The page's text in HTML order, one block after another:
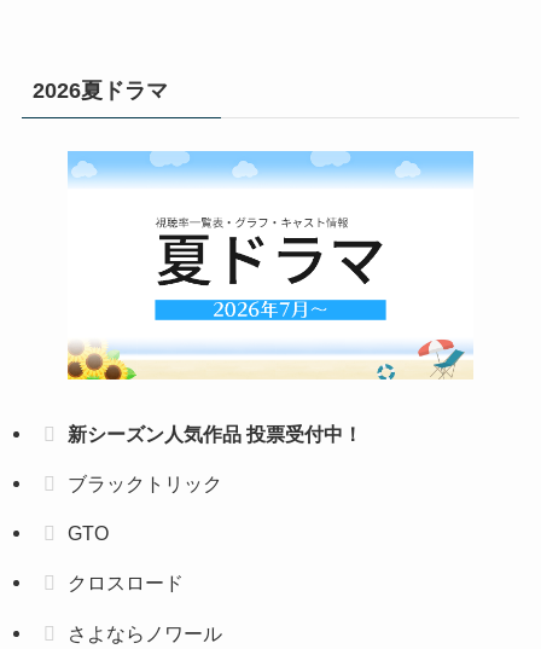
2026夏ドラマ
新シーズン人気作品 投票受付中！
ブラックトリック
GTO
クロスロード
さよならノワール